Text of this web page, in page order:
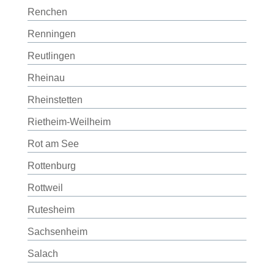
Renchen
Renningen
Reutlingen
Rheinau
Rheinstetten
Rietheim-Weilheim
Rot am See
Rottenburg
Rottweil
Rutesheim
Sachsenheim
Salach